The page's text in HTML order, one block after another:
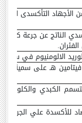
الأجهاد التأكسدى لمبيد
الناتج عن جرعة كبيرة
الالومنيوم في سمك
فيتامين هـ على سمية
الكبدي والكلوي
للأكسدة علي الجرذان